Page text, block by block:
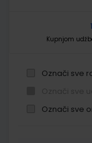
Kupnjom
Označi sve
Označi sve